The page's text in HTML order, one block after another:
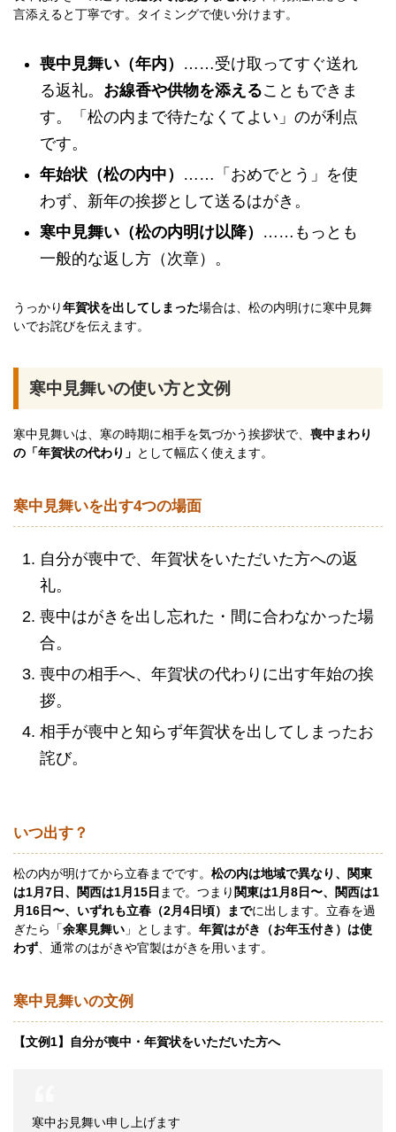
言添えると丁寧です。タイミングで使い分けます。
喪中見舞い（年内） ……受け取ってすぐ送れ
る返礼。 お線香や供物を添えることもできま
す。「松の内まで待たなくてよい」のが利点
です。
年始状（松の内中） ……「おめでとう」を使
わず、新年の挨拶として送るはがき。
寒中見舞い（松の内明け以降） ……もっとも
一般的な返し方（次章）。
うっかり年賀状を出してしまった場合は、松の内明けに寒中見舞
いでお詫びを伝えます。
寒中見舞いの使い方と文例
寒中見舞いは、寒の時期に相手を気づかう挨拶状で、 喪中まわり
の「年賀状の代わり」 として幅広く使えます。
寒中見舞いを出す4つの場面
自分が喪中で、年賀状をいただいた方への返
礼。
喪中はがきを出し忘れた・間に合わなかった場
合。
喪中の相手へ、年賀状の代わりに出す年始の挨
拶。
相手が喪中と知らず年賀状を出してしまったお
詫び。
いつ出す？
松の内が明けてから立春までです。 松の内は地域で異なり、関東
は1月7日、関西は1月15日 まで。つまり 関東は1月8日〜、関西は1
月16日〜、いずれも立春（2月4日頃）までに出します。立春を過
ぎたら「余寒見舞い 」とします。 年賀はがき（お年玉付き）は使
わず 、通常のはがきや官製はがきを用います。
寒中見舞いの文例
【文例1】自分が喪中・年賀状をいただいた方へ
寒中お見舞い申し上げます